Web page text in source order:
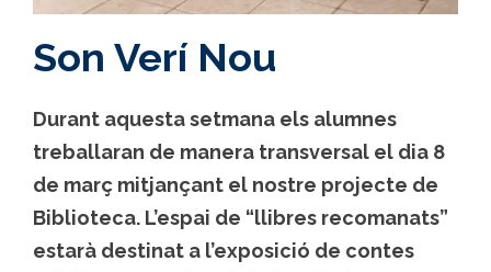
Son Verí Nou
Durant aquesta setmana els alumnes
treballaran de manera transversal el dia 8
de març mitjançant el nostre projecte de
Biblioteca. L’espai de “llibres recomanats”
estarà destinat a l’exposició de contes